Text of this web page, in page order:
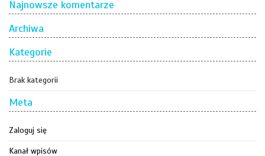
Najnowsze komentarze
Archiwa
Kategorie
Brak kategorii
Meta
Zaloguj się
Kanał wpisów